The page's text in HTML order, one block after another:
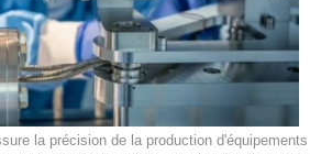
la précision de la production d'équipements